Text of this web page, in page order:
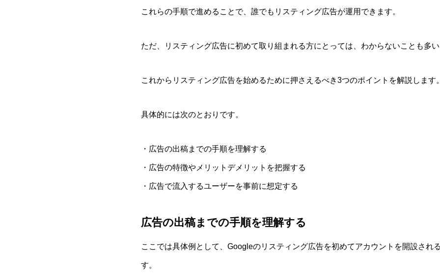
これらの手順で進めることで、誰でもリスティング広告が運用できます。
ただ、リスティング広告に初めて取り組まれる方にとっては、わからないことも多い
これからリスティング広告を始めるために押さえるべき3つのポイントを解説します。
具体的には次のとおりです。
・広告の出稿までの手順を理解する
・広告の特徴やメリットデメリットを把握する
・広告で流入するユーザーを事前に想定する
広告の出稿までの手順を理解する
ここでは具体例として、Googleのリスティング広告を初めてアカウントを開設され
す。